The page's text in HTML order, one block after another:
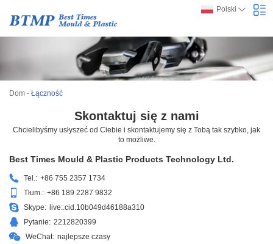
Polski
Dom - Łączność
Skontaktuj się z nami
Chcielibyśmy usłyszeć od Ciebie i skontaktujemy się z Tobą tak szybko, jak
to możliwe.
Best Times Mould & Plastic Products Technology Ltd.
Tel.: +86 755 2357 1734
Tłum.: +86 189 2287 9832
Skype: live:.cid.10b049d46188a310
Pytanie: 2212820399
WeChat: najlepsze czasy